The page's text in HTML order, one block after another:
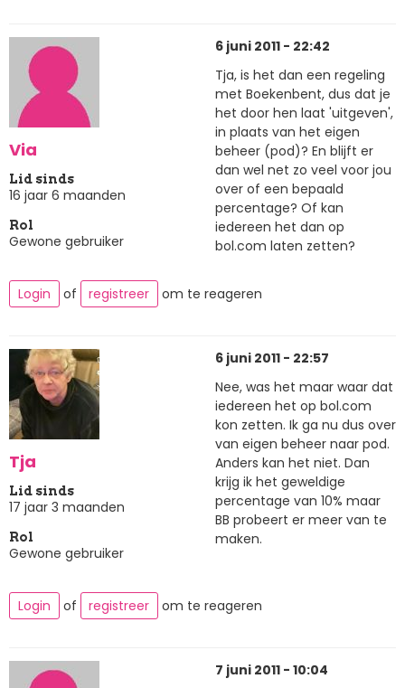
Via
Lid sinds
16 jaar 6 maanden
Rol
Gewone gebruiker
6 juni 2011 - 22:42
Tja, is het dan een regeling
met Boekenbent, dus dat je
het door hen laat 'uitgeven',
in plaats van het eigen
beheer (pod)? En blijft er
dan wel net zo veel voor jou
over of een bepaald
percentage? Of kan
iedereen het dan op
bol.com laten zetten?
Login of registreer om te reageren
Tja
Lid sinds
17 jaar 3 maanden
Rol
Gewone gebruiker
6 juni 2011 - 22:57
Nee, was het maar waar dat
iedereen het op bol.com
kon zetten. Ik ga nu dus over
van eigen beheer naar pod.
Anders kan het niet. Dan
krijg ik het geweldige
percentage van 10% maar
BB probeert er meer van te
maken.
Login of registreer om te reageren
7 juni 2011 - 10:04